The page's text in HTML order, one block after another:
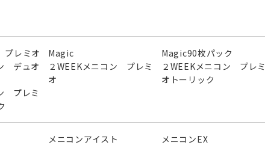
プレミオ Magic Magic90枚パック
デュオ
２WEEKメニコン プレミ
オ
２WEEKメニコン プレミ
オトーリック
プレミ
メニコンアイスト メニコンEX